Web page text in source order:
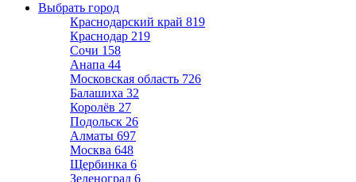
Выбрать город
Краснодарский край 819
Краснодар 219
Сочи 158
Анапа 44
Московская область 726
Балашиха 32
Королёв 27
Подольск 26
Алматы 697
Москва 648
Щербинка 6
Зеленоград 6